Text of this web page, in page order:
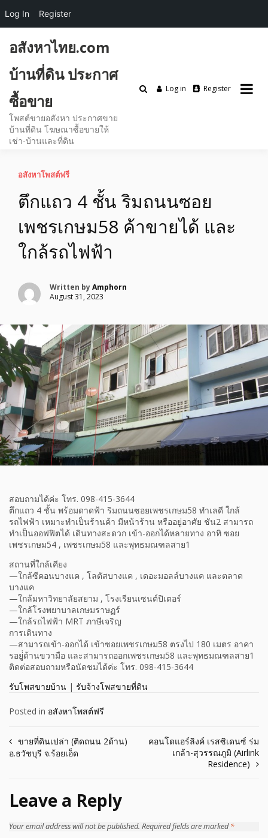
content
อสังหาไทย.com
บ้านที่ดิน ประกาศ
ซื้อขาย
โพสต์ขายอสังหา ประกาศขาย
บ้านที่ดิน โฆษณาซื้อขายให้
เช่า-บ้านและที่ดิน
Log in Register
อสังหาโพสต์ฟรี
ตึกแถว 4 ชั้น ริมถนนซอย
เพชรเกษม58 ค้าขายได้ และ
ใกล้รถไฟฟ้า
Written byAmphorn
August 31, 2023
สอบถามได้ค่ะ โทร. 098-415-3644
ตึกแถว 4 ชั้น พร้อมดาดฟ้า ริมถนนซอยเพชรเกษม58 ทำเลดี ใกล้
รถไฟฟ้า เหมาะทำเป็นร้านค้า มีหน้าร้าน หรืออยู่อาศัย ชัน2 สามารถ
ทำเป็นออฟฟิตได้ เดินทางสะดวก เข้า-ออกได้หลายทาง อาทิ ซอย
เพชรเกษม54 , เพชรเกษม58 และพุทธมณฑลสาย1
สถานที่ใกล้เคียง
—ใกล้ซีคอนบางแค , โลตัสบางแค , เดอะมอลล์บางแค และตลาด
บางแค
—ใกล้มหาวิทยาลัยสยาม , โรงเรียนเซนต์ปิเตอร์
—ใกล้โรงพยาบาลเกษมราษฏร์
—ใกล้รถไฟฟ้า MRT ภาษีเจริญ
การเดินทาง
—สามารถเข้า-ออกได้ เข้าซอยเพชรเกษม58 ตรงไป 180 เมตร อาคา
รอยู่่ด้านขวามือ และสามารถออกเพชรเกษม58 และพุทธมณฑลสาย1
ติดต่อสอบถามหรือนัดชมได้ค่ะ โทร. 098-415-3644
รับโพสขายบ้าน | รับจ้างโพสขายที่ดิน
Posted in อสังหาโพสต์ฟรี
Post
navigation
ขายที่ดินเปล่า (ติดถนน 2ด้าน)
อ.ธวัชบุรี จ.ร้อยเอ็ด
คอนโดแอร์ลิงค์ เรสซิเดนซ์ ร่ม
เกล้า-สุวรรณภูมิ (Airlink
Residence)
Leave a Reply
Your email address will not be published. Required fields are marked*
Log In Register